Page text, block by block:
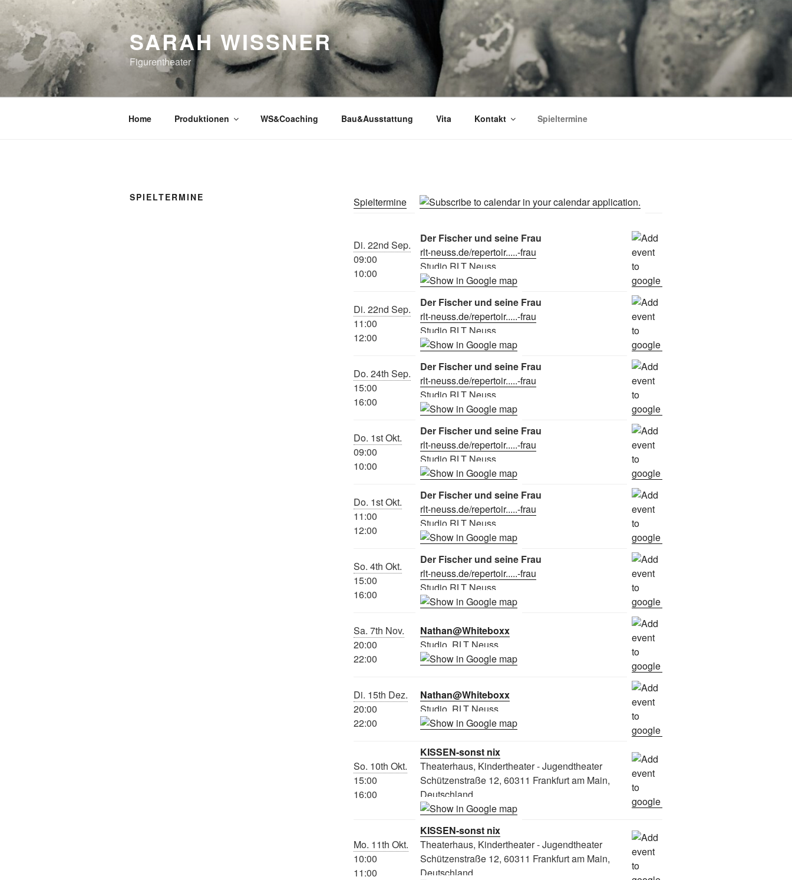
Zum
Inhalt
springen
SARAH WISSNER
Figurentheater
Home Produktionen WS&Coaching Bau&Ausstattung Vita Kontakt Spieltermine
SPIELTERMINE Spieltermine
Di. 22nd Sep.
09:00
10:00
Der Fischer und seine Frau
rlt-neuss.de/repertoir.....-frau
Studio RLT Neuss
Di. 22nd Sep.
11:00
12:00
Der Fischer und seine Frau
rlt-neuss.de/repertoir.....-frau
Studio RLT Neuss
Do. 24th Sep.
15:00
16:00
Der Fischer und seine Frau
rlt-neuss.de/repertoir.....-frau
Studio RLT Neuss
Do. 1st Okt.
09:00
10:00
Der Fischer und seine Frau
rlt-neuss.de/repertoir.....-frau
Studio RLT Neuss
Do. 1st Okt.
11:00
12:00
Der Fischer und seine Frau
rlt-neuss.de/repertoir.....-frau
Studio RLT Neuss
So. 4th Okt.
15:00
16:00
Der Fischer und seine Frau
rlt-neuss.de/repertoir.....-frau
Studio RLT Neuss
Sa. 7th Nov.
20:00
22:00
Nathan@Whiteboxx
Studio, RLT Neuss
Di. 15th Dez.
20:00
22:00
Nathan@Whiteboxx
Studio, RLT Neuss
So. 10th Okt.
15:00
16:00
KISSEN-sonst nix
Theaterhaus, Kindertheater - Jugendtheater
Schützenstraße 12, 60311 Frankfurt am Main,
Deutschland
Mo. 11th Okt.
10:00
11:00
KISSEN-sonst nix
Theaterhaus, Kindertheater - Jugendtheater
Schützenstraße 12, 60311 Frankfurt am Main,
Deutschland